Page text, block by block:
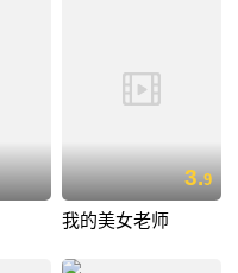
3.9
我的美女老师